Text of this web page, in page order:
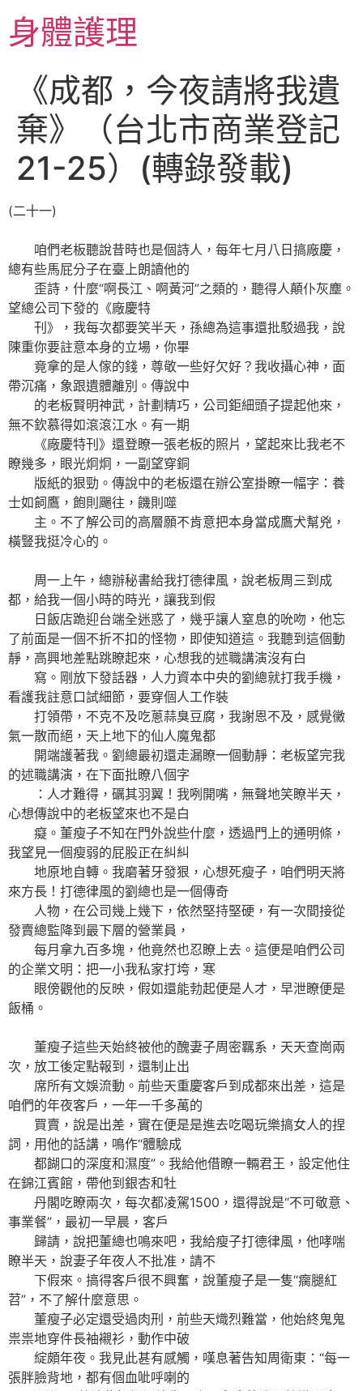
主身體護理
《成都，今夜請將我遺
棄》（台北市商業登記
21-25）(轉錄發載)
(二十一)
咱們老板聽說昔時也是個詩人，每年七月八日搞廠慶，
總有些馬屁分子在臺上朗讀他的
歪詩，什麼“啊長江、啊黃河”之類的，聽得人顛仆灰塵。
望總公司下發的《廠慶特
刊》，我每次都要笑半天，孫總為這事還批駁過我，說
陳重你要註意本身的立場，你畢
竟拿的是人傢的錢，尊敬一些好欠好？我收攝心神，面
帶沉痛，象跟遺體離別。傳說中
的老板賢明神武，計劃精巧，公司鉅細頭子提起他來，
無不欽慕得如滾滾江水。有一期
《廠慶特刊》還登瞭一張老板的照片，望起來比我老不
瞭幾多，眼光炯炯，一副望穿銅
版紙的狠勁。傳說中的老板還在辦公室掛瞭一幅字：養
士如飼鷹，飽則颺往，饑則噬
主。不了解公司的高層願不肯意把本身當成鷹犬幫兇，
橫豎我挺冷心的。
周一上午，總辦秘書給我打德律風，說老板周三到成
都，給我一個小時的時光，讓我到假
日飯店跪迎台端全迷惑了，幾乎讓人窒息的吮吻，他忘
了前面是一個不折不扣的怪物，即使知道這。我聽到這個動
靜，高興地差點跳瞭起來，心想我的述職講演沒有白
寫。剛放下發話器，人力資本中央的劉總就打我手機，
看護我註意口試細節，要穿個人工作裝
打領帶，不克不及吃蔥蒜臭豆腐，我謝恩不及，感覺黴
氣一散而絕，天上地下的仙人魔鬼都
開端護著我。劉總最初還走漏瞭一個動靜：老板望完我
的述職講演，在下面批瞭八個字
：人才難得，礪其羽翼！我咧開嘴，無聲地笑瞭半天，
心想傳說中的老板望來也不是白
癡。董瘦子不知在門外說些什麼，透過門上的通明條，
我望見一個瘦弱的屁股正在糾糾
地原地自轉。我磨著牙發狠，心想死瘦子，咱們明天將
來方長！打德律風的劉總也是一個傳奇
人物，在公司幾上幾下，依然堅持堅硬，有一次間接從
發賣總監降到最下層的營業員，
每月拿九百多塊，他竟然也忍瞭上去。這便是咱們公司
的企業文明：把一小我私家打垮，寒
眼傍觀他的反映，假如還能勃起便是人才，早泄瞭便是
飯桶。
董瘦子這些天始終被他的醜妻子周密羈系，天天查崗兩
次，放工後定點報到，還制止出
席所有文娛流動。前些天重慶客戶到成都來出差，這是
咱們的年夜客戶，一年一千多萬的
買賣，說是出差，實在便是是進去吃喝玩樂搞女人的捏
詞，用他的話講，鳴作“體驗成
都餬口的深度和濕度”。我給他借瞭一輛君王，設定他住
在錦江賓館，帶他到銀杏和牡
丹閣吃瞭兩次，每次都凌駕1500，還得說是“不可敬意、
事業餐”，最初一早晨，客戶
歸請，說把董總也鳴來吧，我給瘦子打德律風，他哮喘
瞭半天，說妻子年夜人不批准，請不
下假來。搞得客戶很不興奮，說董瘦子是一隻“瘸腿紅
苕”，不了解什麼意思。
董瘦子必定還受過肉刑，前些天熾烈難當，他始終鬼鬼
祟祟地穿件長袖襯衫，動作中破
綻頗年夜。我見此甚有感觸，嘆息著告知周衛東：“每一
張胖臉背地，都有個血呲呼喇的